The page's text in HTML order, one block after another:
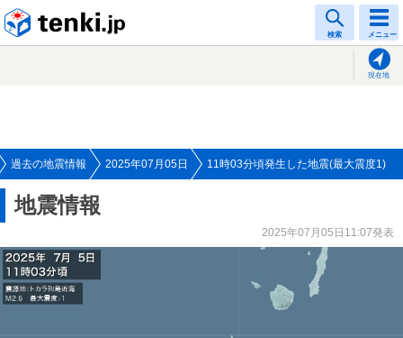
検索 メニュー
現在地
過去の地震情報 2025年07月05日 11時03分頃発生した地震(最大震度1)
地震情報
2025年07月05日11:07発表